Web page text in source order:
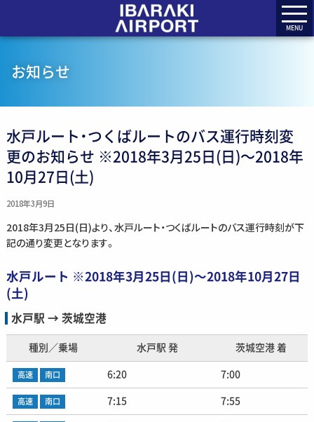
MENU
お知らせ
水戸ルート・つくばルートのバス運行時刻変
更のお知らせ ※2018年3月25日(日)〜2018年
10月27日(土)
2018年3月9日
2018年3月25日(日)より、水戸ルート・つくばルートのバス運行時刻が下
記の通り変更となります。
水戸ルート ※2018年3月25日(日)〜2018年10月27日
(土)
水戸駅 → 茨城空港
種別／乗場 水戸駅 発 茨城空港 着
高速 南口 6:20 7:00
高速 南口 7:15 7:55